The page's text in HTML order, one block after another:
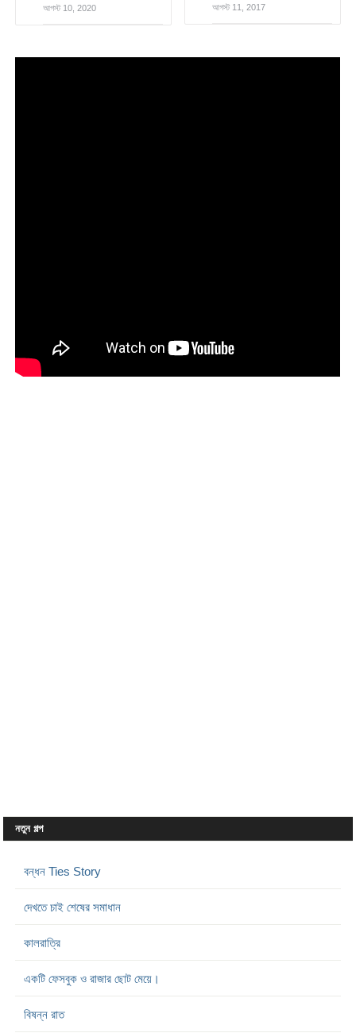
আগস্ট 10, 2020 আগস্ট 11, 2017
নতুন গল্প
বন্ধন Ties Story
দেখতে চাই শেষের সমাধান
কালরাত্রি
একটি ফেসবুক ও রাজার ছোট মেয়ে।
বিষন্ন রাত